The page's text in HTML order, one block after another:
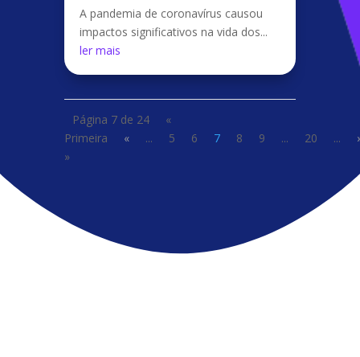
A pandemia de coronavírus causou
impactos significativos na vida dos...
ler mais
Página 7 de 24
«
Primeira
« ... 5 6 7 8 9 ... 20 ...
»